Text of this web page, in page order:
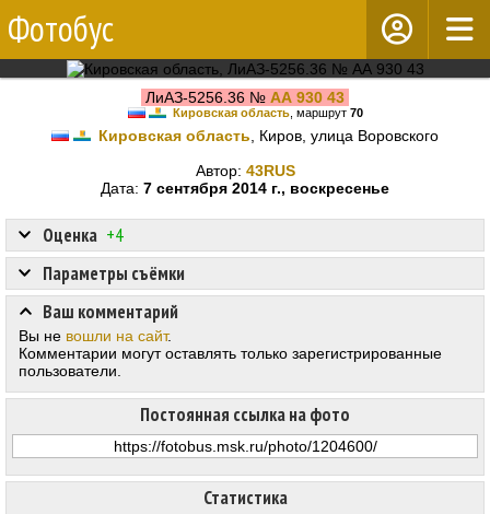
Фотобус
ЛиАЗ-5256.36 № АА 930 43
Кировская область, маршрут 70
Кировская область , Киров, улица Воровского
Автор: 43RUS
Дата: 7 сентября 2014 г., воскресенье
Статистика
Оценка +4
Постоянная ссылка на фото
Параметры съёмки
Ваш комментарий
Вы не вошли на сайт.
Комментарии могут оставлять только зарегистрированные
пользователи.